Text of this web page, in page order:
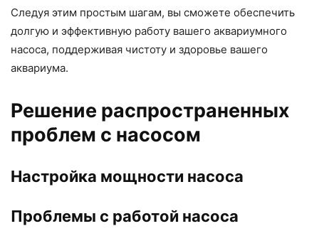
Следуя этим простым шагам, вы сможете обеспечить
долгую и эффективную работу вашего аквариумного
насоса, поддерживая чистоту и здоровье вашего
аквариума.
Решение распространенных
проблем с насосом
Настройка мощности насоса
Проблемы с работой насоса